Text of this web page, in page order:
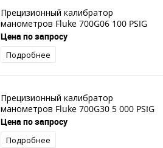
Прецизионный калибратор
манометров Fluke 700G06 100 PSIG
Цена по запросу
Подробнее
Прецизионный калибратор
манометров Fluke 700G30 5 000 PSIG
Цена по запросу
Подробнее